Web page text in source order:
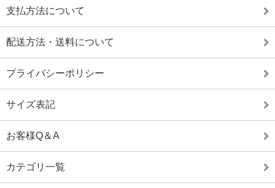
支払方法について
配送方法・送料について
プライバシーポリシー
サイズ表記
お客様Q＆A
カテゴリ一覧